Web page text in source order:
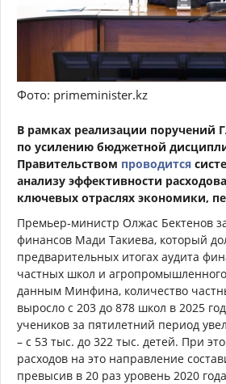
Фото: primeminister.kz
В рамках реализации поручений
по усилению бюджетной
Правительством проводится
анализу эффективности
ключевых отраслях экономики,
Премьер-министр Олжас Бектенов
финансов Мади Такиева, который
предварительных итогах аудита
частных школ и
данным Минфина, количество
выросло с 203 до 878 школ в 2025
учеников за пятилетний период
– с 53 тыс. до 322 тыс. детей. При
расходов на это направление
превысив в 20 раз уровень 2020